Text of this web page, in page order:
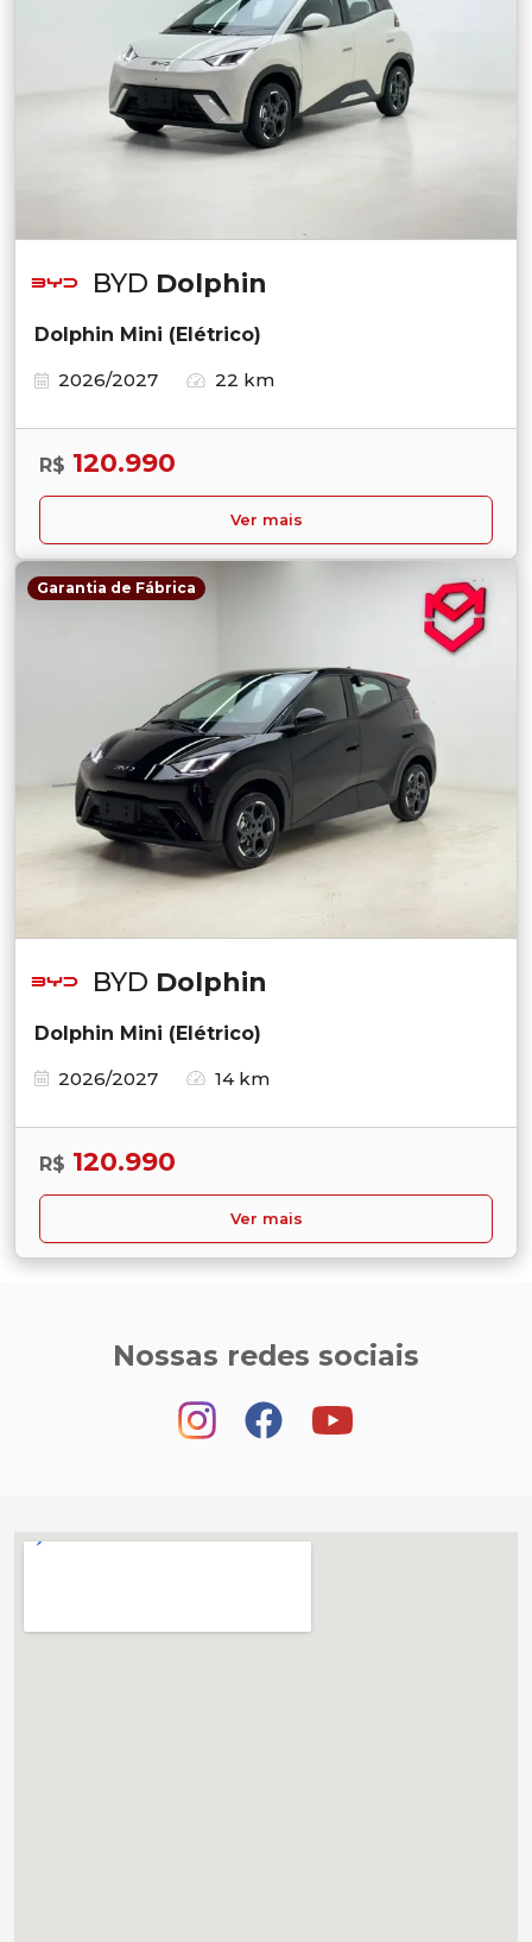
BYD Dolphin
Dolphin Mini (Elétrico)
2026/2027
22 km
R$ 120.990
Ver mais
Garantia de Fábrica
BYD Dolphin
Dolphin Mini (Elétrico)
2026/2027
14 km
R$ 120.990
Ver mais
Nossas redes sociais